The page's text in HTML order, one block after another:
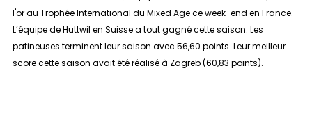
l'or au Trophée International du Mixed Age ce week-end en France.
L’équipe de Huttwil en Suisse a tout gagné cette saison. Les
patineuses terminent leur saison avec 56,60 points. Leur meilleur
score cette saison avait été réalisé à Zagreb (60,83 points).